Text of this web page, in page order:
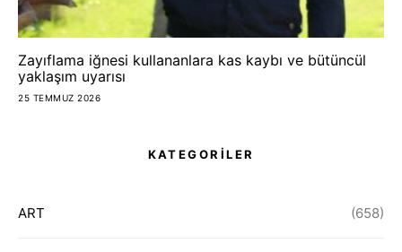
Zayıflama iğnesi kullananlara kas kaybı ve bütüncül
yaklaşım uyarısı
25 TEMMUZ 2026
KATEGORİLER
ART (658)